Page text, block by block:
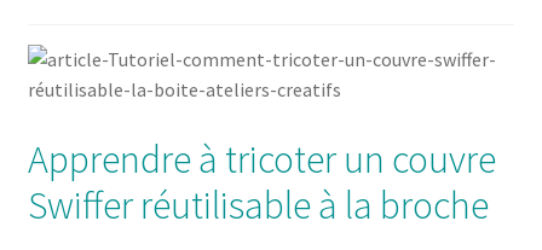
Blog
Politique de confidentialité
Apprendre à tricoter un couvre
Swiffer réutilisable à la broche